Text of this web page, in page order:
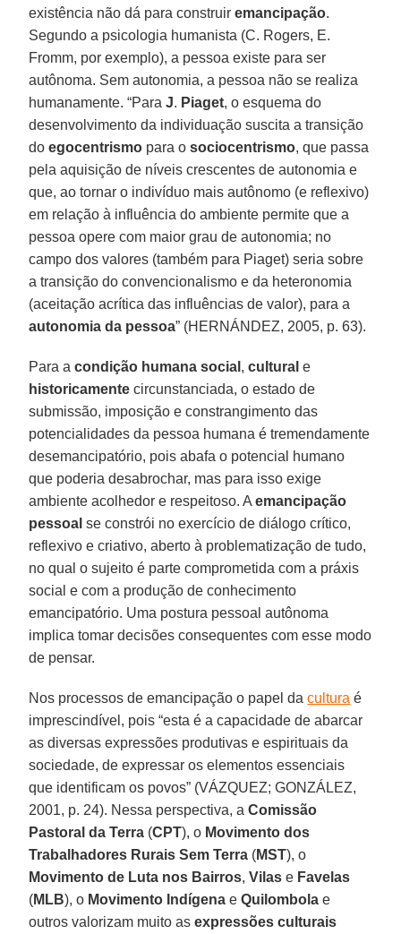
existência não dá para construiremancipação.
Segundo a psicologia humanista (C. Rogers, E.
Fromm, por exemplo), a pessoa existe para ser
autônoma. Sem autonomia, a pessoa não se realiza
humanamente. “Para J. Piaget, o esquema do
desenvolvimento da individuação suscita a transição
doegocentrismo para o sociocentrismo, que passa
pela aquisição de níveis crescentes de autonomia e
que, ao tornar o indivíduo mais autônomo (e reflexivo)
em relação à influência do ambiente permite que a
pessoa opere com maior grau de autonomia; no
campo dos valores (também para Piaget) seria sobre
a transição do convencionalismo e da heteronomia
(aceitação acrítica das influências de valor), para a
autonomia da pessoa” (HERNÁNDEZ, 2005, p. 63).
Para a condição humana social ,cultural e
historicamente circunstanciada, o estado de
submissão, imposição e constrangimento das
potencialidades da pessoa humana é tremendamente
desemancipatório, pois abafa o potencial humano
que poderia desabrochar, mas para isso exige
ambiente acolhedor e respeitoso. Aemancipação
pessoal se constrói no exercício de diálogo crítico,
reflexivo e criativo, aberto à problematização de tudo,
no qual o sujeito é parte comprometida com a práxis
social e com a produção de conhecimento
emancipatório. Uma postura pessoal autônoma
implica tomar decisões consequentes com esse modo
de pensar.
Nos processos de emancipação o papel dacultura é
imprescindível, pois “esta é a capacidade de abarcar
as diversas expressões produtivas e espirituais da
sociedade, de expressar os elementos essenciais
que identificam os povos” (VÁZQUEZ; GONZÁLEZ,
2001, p. 24). Nessa perspectiva, a Comissão
Pastoral da Terra (CPT), o Movimento dos
Trabalhadores Rurais Sem Terra (MST), o
Movimento de Luta nos Bairros,Vilas e Favelas
(MLB), o Movimento Indígena eQuilombola e
outros valorizam muito asexpressões culturais